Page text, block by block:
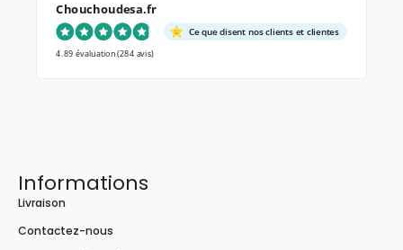
Chouchoudesa.fr
Ce que disent nos clients et clientes
4.89 évaluation(284 avis)
Informations
Livraison
Contactez-nous